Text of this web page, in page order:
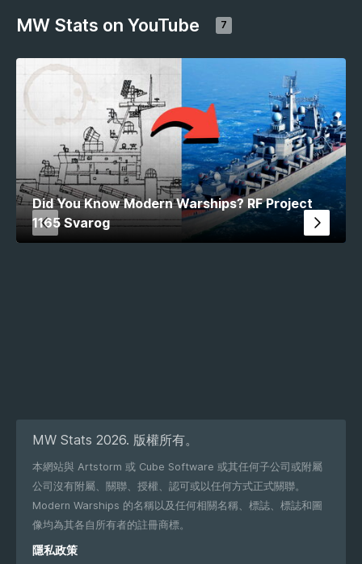
MW Stats on YouTube 7
Did You Know Modern Warships? RF Project
1165 Svarog
MW Stats 2026. 版權所有。
本網站與 Artstorm 或 Cube Software 或其任何子公司或附屬
公司沒有附屬、關聯、授權、認可或以任何方式正式關聯。
Modern Warships 的名稱以及任何相關名稱、標誌、標誌和圖
像均為其各自所有者的註冊商標。
隱私政策